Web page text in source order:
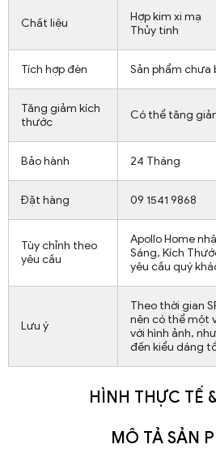
Chất liệu
Hợp kim xi mạ
Thủy tinh
Tích hợp đèn Sản phẩm chưa
Tăng giảm kích
thước
Có thể tăng
Bảo hành 24 Tháng
Đặt hàng 09 1541 9868
Tùy chỉnh theo
yêu cầu
Apollo Home
Sáng, Kích
yêu cầu quý
Lưu ý
Theo thời gian
nên có thể một
với hình ảnh,
đến kiểu dáng
HÌNH THỰC TẾ
MÔ TẢ SẢN